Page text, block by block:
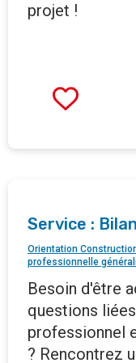
projet !
Service :
Orientation
professionnelle
Besoin d'être
questions
professionnel
? Rencontrez